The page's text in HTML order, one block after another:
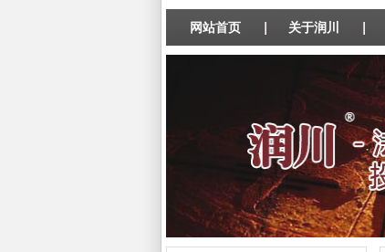
网站首页 关于润川